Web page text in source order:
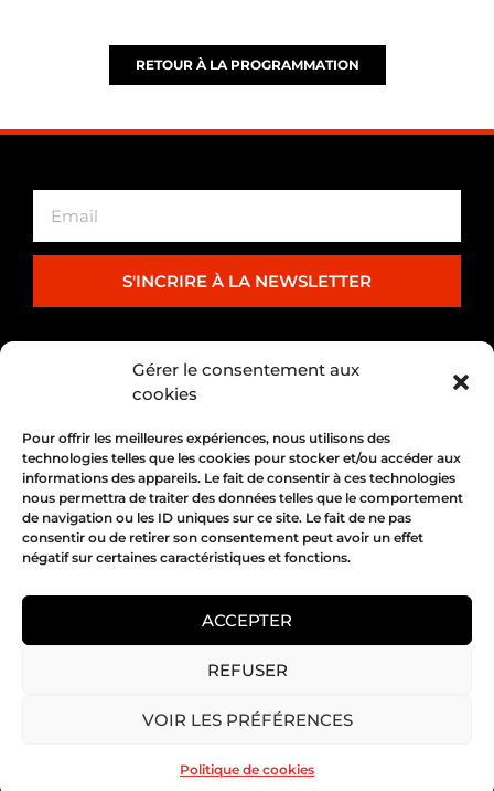
Gérer le consentement aux
cookies
Pour offrir les meilleures expériences, nous utilisons des
technologies telles que les cookies pour stocker et/ou accéder aux
informations des appareils. Le fait de consentir à ces technologies
nous permettra de traiter des données telles que le comportement
de navigation ou les ID uniques sur ce site. Le fait de ne pas
consentir ou de retirer son consentement peut avoir un effet
négatif sur certaines caractéristiques et fonctions.
ACCEPTER
REFUSER
VOIR LES PRÉFÉRENCES
Politique de cookies
RETOUR À LA PROGRAMMATION
S'INCRIRE À LA NEWSLETTER
PARTENARIAT